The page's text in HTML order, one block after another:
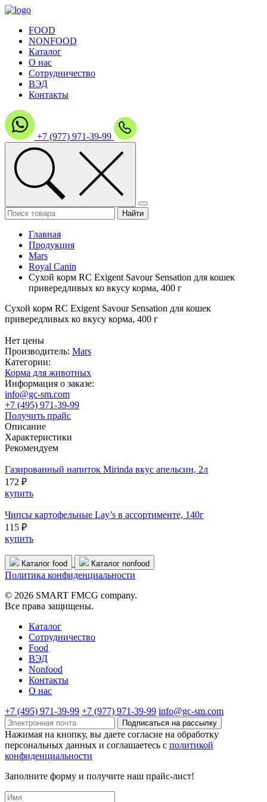
FOOD
NONFOOD
Каталог
О нас
Сотрудничество
ВЭД
Контакты
+7 (977) 971-39-99
Главная
Продукция
Mars
Royal Canin
Сухой корм RC Exigent Savour Sensation для кошек
привередливых ко вкусу корма, 400 г
Сухой корм RC Exigent Savour Sensation для кошек
привередливых ко вкусу корма, 400 г
Нет цены
Производитель: Mars
Категории:
Корма для животных
Информация о заказе:
info@gc-sm.com
+7 (495) 971-39-99
Получить прайс
Описание
Характеристики
Рекомендуем
Газированный напиток Mirinda вкус апельсин, 2л
172 ₽
купить
Чипсы картофельные Lay’s в ассортименте, 140г
115 ₽
купить
Каталог food Каталог nonfood
Политика конфиденциальности
© 2026 SMART FMCG company.
Все права защищены.
Каталог
Cотрудничество
Food
ВЭД
Nonfood
Контакты
О нас
+7 (495) 971-39-99 +7 (977) 971-39-99 info@gc-sm.com
Подписаться на рассылку
Нажимая на кнопку, вы даете согласие на обработку
персональных данных и соглашаетесь c политикой
конфиденциальности
Заполните форму и получите наш прайс-лист!